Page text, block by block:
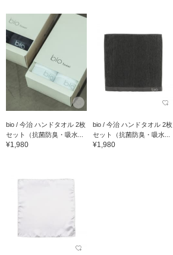
bio / 今治 ハンドタオル 2枚
セット（抗菌防臭・吸水...
¥1,980
bio / 今治 ハンドタオル 2枚
セット（抗菌防臭・吸水...
¥1,980